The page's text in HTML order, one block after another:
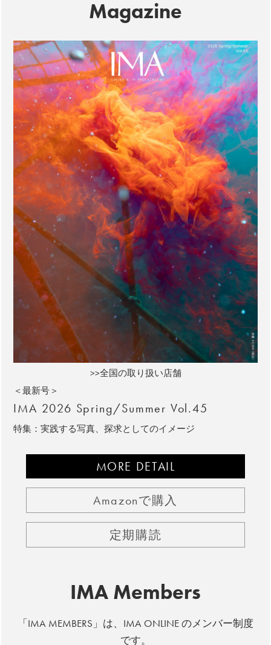
Magazine
>>全国の取り扱い店舗
＜最新号＞
IMA 2026 Spring/Summer Vol.45
特集：実践する写真、探求としてのイメージ
MORE DETAIL
Amazonで購入
定期購読
IMA Members
「IMA MEMBERS」は、IMA ONLINE のメンバー制度
です。